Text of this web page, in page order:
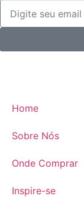
Home
Sobre Nós
Onde Comprar
Inspire-se